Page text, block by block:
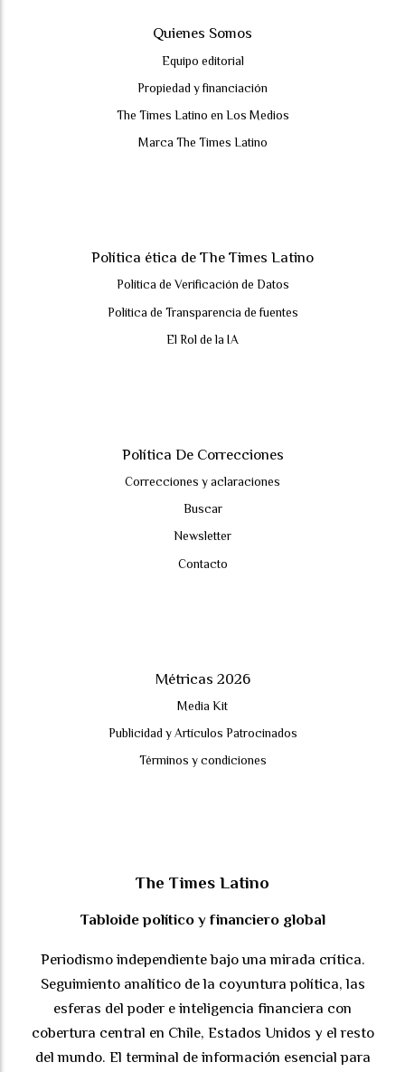
Quienes Somos
Equipo editorial
Propiedad y financiación
The Times Latino en Los Medios
Marca The Times Latino
Política ética de The Times Latino
Política de Verificación de Datos
Política de Transparencia de fuentes
El Rol de la IA
Política De Correcciones
Correcciones y aclaraciones
Buscar
Newsletter
Contacto
Métricas 2026
Media Kit
Publicidad y Artículos Patrocinados
Términos y condiciones
The Times Latino
Tabloide político y financiero global
Periodismo independiente bajo una mirada crítica.
Seguimiento analítico de la coyuntura política, las
esferas del poder e inteligencia financiera con
cobertura central en Chile, Estados Unidos y el resto
del mundo. El terminal de información esencial para